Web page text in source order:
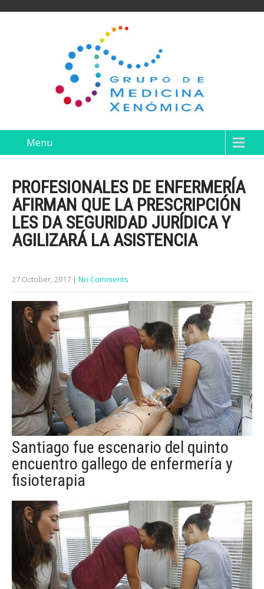
Menu
PROFESIONALES DE ENFERMERÍA
AFIRMAN QUE LA PRESCRIPCIÓN
LES DA SEGURIDAD JURÍDICA Y
AGILIZARÁ LA ASISTENCIA
27 October, 2017 | No Comments
Santiago fue escenario del quinto
encuentro gallego de enfermería y
fisioterapia